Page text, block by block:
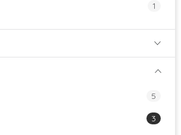
1
5
3